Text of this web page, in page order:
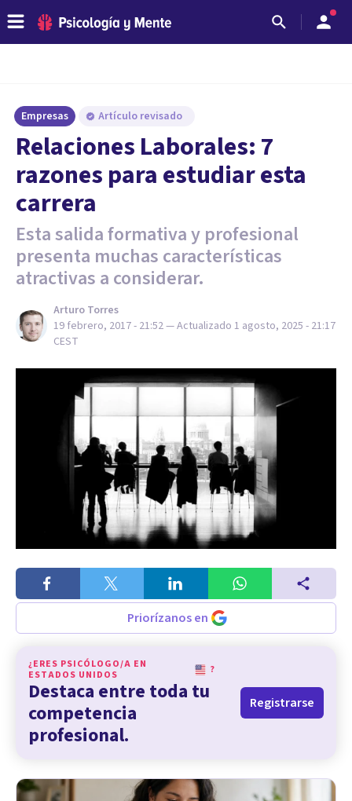
Empresas Artículo revisado
​Relaciones Laborales: 7
razones para estudiar esta
carrera
Esta salida formativa y profesional
presenta muchas características
atractivas a considerar.
Arturo Torres
19 febrero, 2017 - 21:52— Actualizado 1 agosto, 2025 - 21:17
CEST
Priorízanos en
¿ERES PSICÓLOGO/A EN
ESTADOS UNIDOS
?
Destaca entre toda tu
competencia
profesional.
Registrarse